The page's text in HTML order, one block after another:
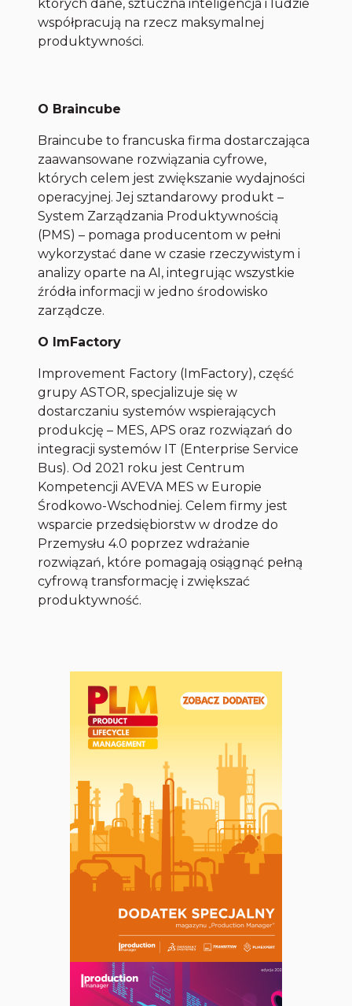
których dane, sztuczna inteligencja i ludzie
współpracują na rzecz maksymalnej
produktywności.
O Braincube
Braincube to francuska firma dostarczająca
zaawansowane rozwiązania cyfrowe,
których celem jest zwiększanie wydajności
operacyjnej. Jej sztandarowy produkt –
System Zarządzania Produktywnością
(PMS) – pomaga producentom w pełni
wykorzystać dane w czasie rzeczywistym i
analizy oparte na AI, integrując wszystkie
źródła informacji w jedno środowisko
zarządcze.
O ImFactory
Improvement Factory (ImFactory), część
grupy ASTOR, specjalizuje się w
dostarczaniu systemów wspierających
produkcję – MES, APS oraz rozwiązań do
integracji systemów IT (Enterprise Service
Bus). Od 2021 roku jest Centrum
Kompetencji AVEVA MES w Europie
Środkowo-Wschodniej. Celem firmy jest
wsparcie przedsiębiorstw w drodze do
Przemysłu 4.0 poprzez wdrażanie
rozwiązań, które pomagają osiągnąć pełną
cyfrową transformację i zwiększać
produktywność.